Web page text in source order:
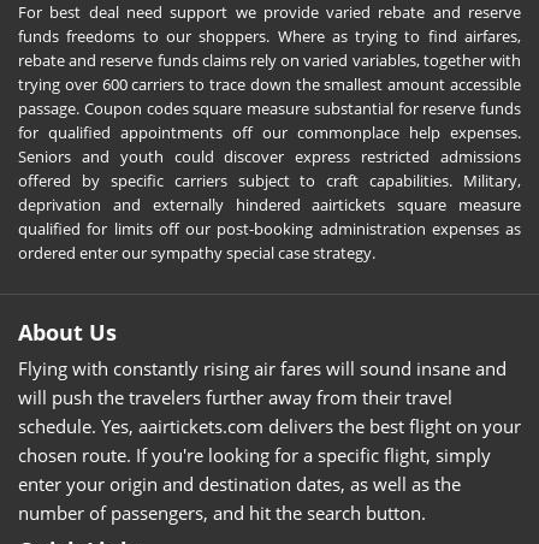
For best deal need support we provide varied rebate and reserve
funds freedoms to our shoppers. Where as trying to find airfares,
rebate and reserve funds claims rely on varied variables, together with
trying over 600 carriers to trace down the smallest amount accessible
passage. Coupon codes square measure substantial for reserve funds
for qualified appointments off our commonplace help expenses.
Seniors and youth could discover express restricted admissions
offered by specific carriers subject to craft capabilities. Military,
deprivation and externally hindered aairtickets square measure
qualified for limits off our post-booking administration expenses as
ordered enter our sympathy special case strategy.
About Us
Flying with constantly rising air fares will sound insane and
will push the travelers further away from their travel
schedule. Yes, aairtickets.com delivers the best flight on your
chosen route. If you're looking for a specific flight, simply
enter your origin and destination dates, as well as the
number of passengers, and hit the search button.